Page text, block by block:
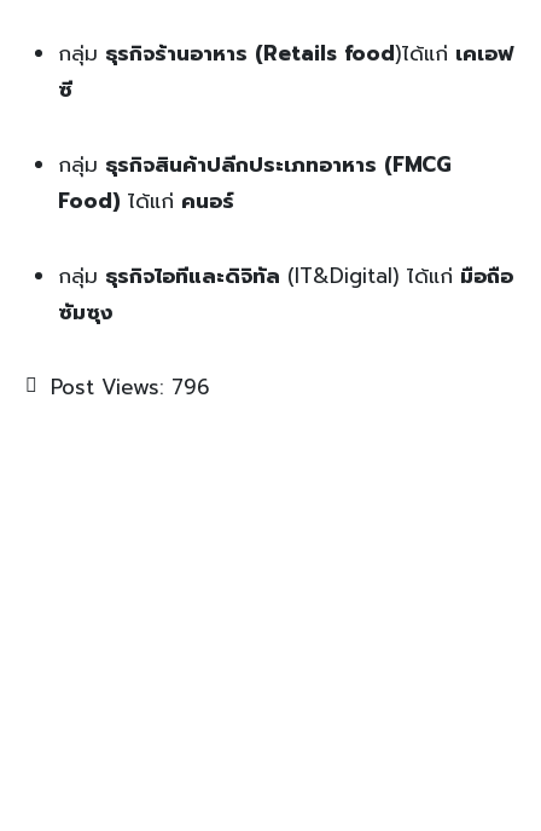
กลุ่ม ธุรกิจร้านอาหาร (Retails food)ได้แก่ เคเอฟ
ซี
กลุ่ม ธุรกิจสินค้าปลีกประเภทอาหาร (FMCG
Food) ได้แก่ คนอร์
กลุ่ม ธุรกิจไอทีและดิจิทัล (IT&Digital) ได้แก่ มือถือ
ซัมซุง
Post Views: 796